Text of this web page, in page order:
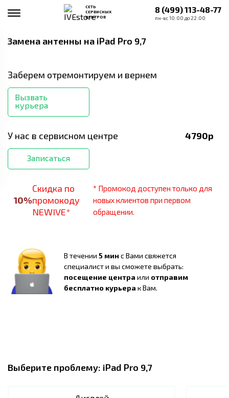
СЕТЬ
СЕРВИСНЫХ
ЦЕНТРОВ
8 (499) 113-48-77
пн-вс 10:00 до 22:00
Замена антенны на iPad Pro 9,7
Заберем отремонтируем и вернем
Вызвать
курьера
У нас в сервисном центре 4790р
Записаться
10%
Скидка по
промокоду
NEWIVE*
* Промокод доступен только для
новых клиентов при первом
обращении.
В течении 5 мин с Вами свяжется
специалист и вы сможете выбрать:
посещение центра или отправим
бесплатно курьера к Вам.
Выберите проблему: iPad Pro 9,7